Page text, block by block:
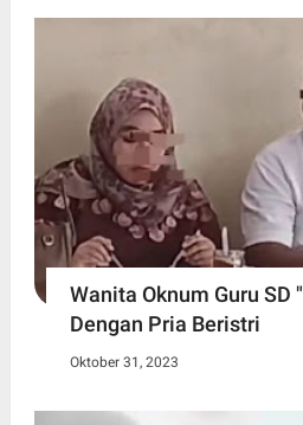
Wanita Oknum Guru SD
Dengan Pria Beristri
Oktober 31, 2023